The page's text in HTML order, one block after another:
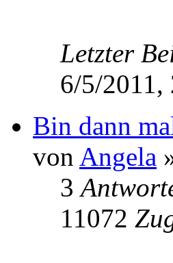
Letzter
6/5/2011,
Bin dann
von Angela
3
11072